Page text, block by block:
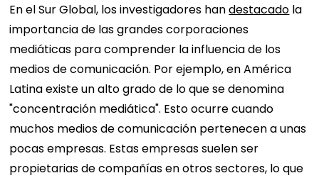
En el Sur Global, los investigadores handestacado la
importancia de las grandes corporaciones
mediáticas para comprender la influencia de los
medios de comunicación. Por ejemplo, en América
Latina existe un alto grado de lo que se denomina
"concentración mediática". Esto ocurre cuando
muchos medios de comunicación pertenecen a unas
pocas empresas. Estas empresas suelen ser
propietarias de compañías en otros sectores, lo que